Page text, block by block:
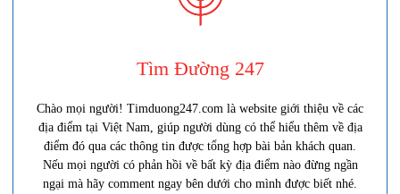
Tìm Đường 247
Chào mọi người! Timduong247.com là website giới thiệu về các
địa điểm tại Việt Nam, giúp người dùng có thể hiểu thêm về địa
điểm đó qua các thông tin được tổng hợp bài bản khách quan.
Nếu mọi người có phản hồi về bất kỳ địa điểm nào đừng ngần
ngại mà hãy comment ngay bên dưới cho mình được biết nhé.